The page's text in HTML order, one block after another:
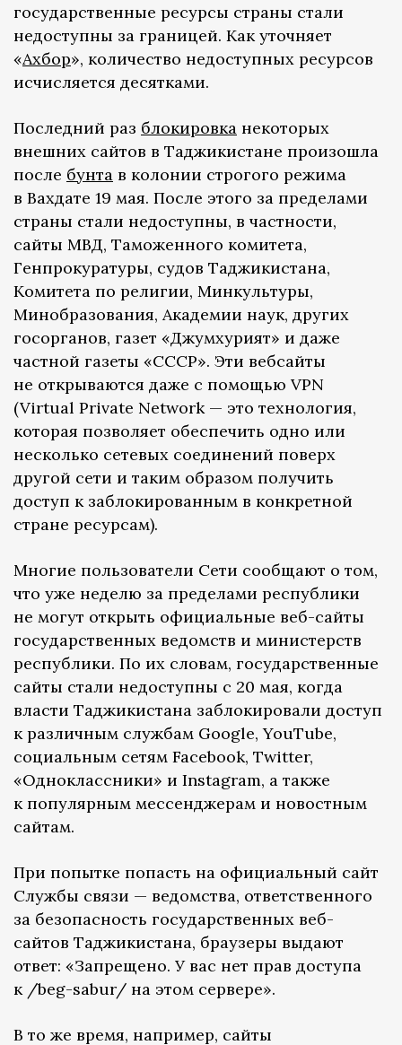
государственные ресурсы страны стали
недоступны за границей. Как уточняет
«Ахбор», количество недоступных ресурсов
исчисляется десятками.
Последний раз блокировка некоторых
внешних сайтов в Таджикистане произошла
после бунта в колонии строгого режима
в Вахдате 19 мая. После этого за пределами
страны стали недоступны, в частности,
сайты МВД, Таможенного комитета,
Генпрокуратуры, судов Таджикистана,
Комитета по религии, Минкультуры,
Минобразования, Академии наук, других
госорганов, газет «Джумхурият» и даже
частной газеты «СССР». Эти вебсайты
не открываются даже с помощью VPN
(Virtual Private Network — это технология,
которая позволяет обеспечить одно или
несколько сетевых соединений поверх
другой сети и таким образом получить
доступ к заблокированным в конкретной
стране ресурсам).
Многие пользователи Сети сообщают о том,
что уже неделю за пределами республики
не могут открыть официальные веб-сайты
государственных ведомств и министерств
республики. По их словам, государственные
сайты стали недоступны с 20 мая, когда
власти Таджикистана заблокировали доступ
к различным службам Google, YouTube,
социальным сетям Facebook, Twitter,
«Одноклассники» и Instagram, а также
к популярным мессенджерам и новостным
сайтам.
При попытке попасть на официальный сайт
Службы связи — ведомства, ответственного
за безопасность государственных веб-
сайтов Таджикистана, браузеры выдают
ответ: «Запрещено. У вас нет прав доступа
к /beg-sabur/ на этом сервере».
В то же время, например, сайты